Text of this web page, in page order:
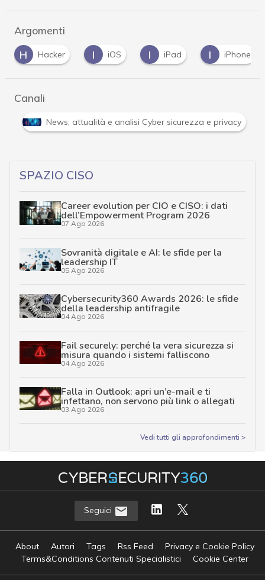
Argomenti
iOS I iPad iPhone spyware
Canali
Attacchi hacker e Malware: le ultime news in tempo reale e gli
SPAZIO CISO
Career evolution per CIO e CISO: i dati
dell’Empowerment Program 2026
07 Ago 2026
Sovranità digitale e AI: le sfide per la
leadership IT
05 Ago 2026
Cybersecurity360 Awards 2026: le sfide
della leadership antifragile
04 Ago 2026
Fail securely: perché la vera sicurezza si
misura quando i sistemi falliscono
04 Ago 2026
Falla in Outlook: apri un’e-mail e ti
infettano, non servono più link o allegati
03 Ago 2026
Vedi tutti gli approfondimenti >
Seguici
About Autori Tags Rss Feed
Privacy e Cookie Policy
Terms&Conditions Contenuti Specialistici
Cookie Center